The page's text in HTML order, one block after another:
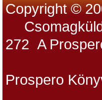
Copyright ©
272 A
Prospero